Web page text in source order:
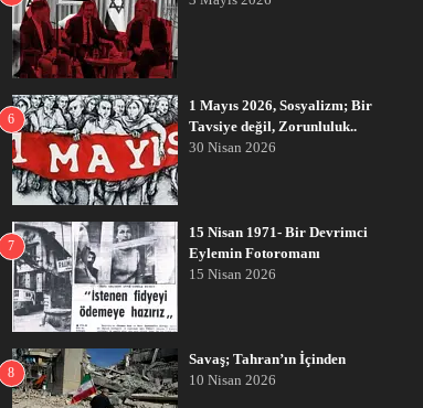
6
1 Mayıs 2026, Sosyalizm; Bir
Tavsiye değil, Zorunluluk..
30 Nisan 2026
7
15 Nisan 1971- Bir Devrimci
Eylemin Fotoromanı
15 Nisan 2026
8
Savaş; Tahran’ın İçinden
10 Nisan 2026